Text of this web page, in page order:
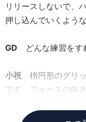
リリースしないで、
押し込んでいくよう
GD どんな練習をす
小祝楕円形のグリッ
です。フェースの向